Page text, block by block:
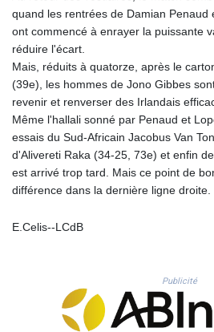
KRW
KWD
KZT
LAK
LBP
LKR
LRD
LSL
LTL
MGA
MKD
MMK
quand les rentrées de Damian Penaud
ont commencé à enrayer la puissante
réduire l'écart.
Mais, réduits à quatorze, après le
(39e), les hommes de Jono Gibbes
revenir et renverser des Irlandais
Même l'hallali sonné par Penaud et
essais du Sud-Africain Jacobus Van
d'Alivereti Raka (34-25, 73e) et enfin
est arrivé trop tard. Mais ce point de
différence dans la dernière ligne droite.
E.Celis--LCdB
Publicité